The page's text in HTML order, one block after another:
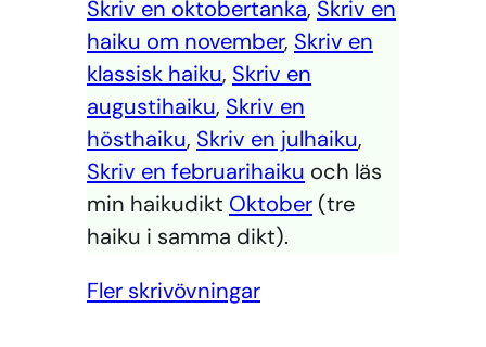
Skriv en oktobertanka, Skriv en
haiku om november, Skriv en
klassisk haiku, Skriv en
augustihaiku, Skriv en
hösthaiku, Skriv en julhaiku,
Skriv en februarihaiku och läs
min haikudikt Oktober (tre
haiku i samma dikt).
Fler skrivövningar